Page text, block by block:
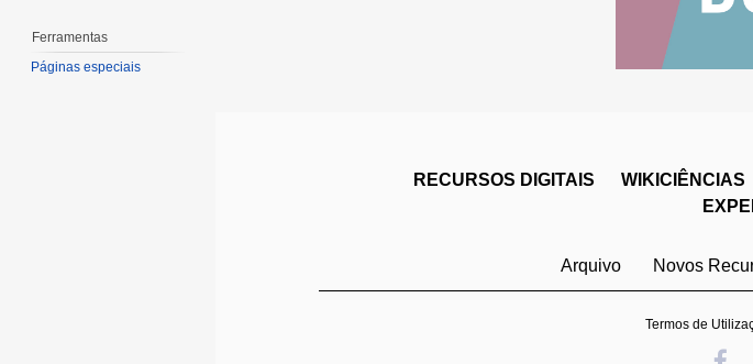
Ferramentas
Páginas especiais
RECURSOS DIGITAIS WIKICIÊNCIAS
Arquivo Novos
Termos de